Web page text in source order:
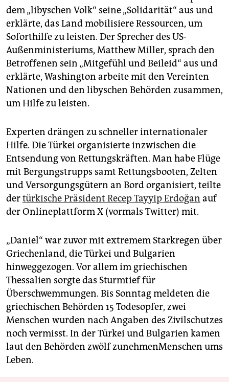
dem „libyschen Volk“ seine „Solidarität“ aus und
erklärte, das Land mobilisiere Ressourcen, um
Soforthilfe zu leisten. Der Sprecher des US-
Außenministeriums, Matthew Miller, sprach den
Betroffenen sein „Mitgefühl und Beileid“ aus und
erklärte, Washington arbeite mit den Vereinten
Nationen und den libyschen Behörden zusammen,
um Hilfe zu leisten.
Experten drängen zu schneller internationaler
Hilfe. Die Türkei organisierte inzwischen die
Entsendung von Rettungskräften. Man habe Flüge
mit Bergungstrupps samt Rettungsbooten, Zelten
und Versorgungsgütern an Bord organisiert, teilte
dertürkische Präsident Recep Tayyip Erdoğan auf
der Onlineplattform X (vormals Twitter) mit.
„Daniel“ war zuvor mit extremem Starkregen über
Griechenland, die Türkei und Bulgarien
hinweggezogen. Vor allem im griechischen
Thessalien sorgte das Sturmtief für
Überschwemmungen. Bis Sonntag meldeten die
griechischen Behörden 15 Todesopfer, zwei
Menschen wurden nach Angaben des Zivilschutzes
noch vermisst. In der Türkei und Bulgarien kamen
laut den Behörden zwölf zunehmenMenschen ums
Leben.